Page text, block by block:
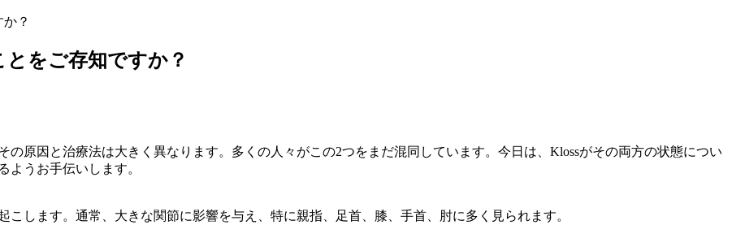
？
をご存知ですか？
原因と治療法は大きく異なります。多くの人々がこの2つをまだ混同しています。今日は、Klossがその両方の状態につい
ようお手伝いします。
します。通常、大きな関節に影響を与え、特に親指、足首、膝、手首、肘に多く見られます。